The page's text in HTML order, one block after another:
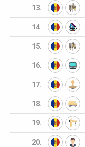
13.
14.
15.
16.
17.
18.
19.
20.